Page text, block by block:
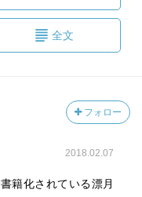
全文
フォロー
2018.02.07
籍化されている漂月